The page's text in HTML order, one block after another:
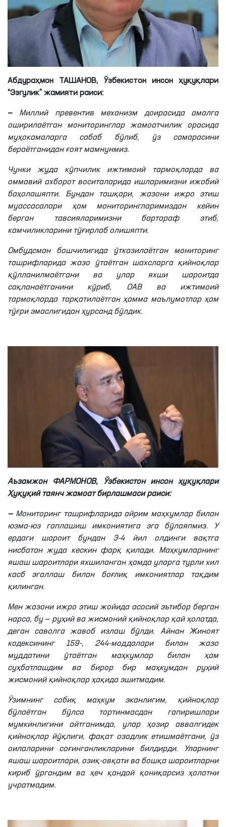
Абдураҳмон ТАШАНОВ, Ўзбекистон инсон ҳуқуқлари
“Эзгулик” жамияти раиси:
— Миллий превентив механизм доирасида амалга
оширилаётган мониторинглар жамоатчилик орасида
муҳокамаларга сабаб бўлиб, ўз самарасини
бераётганидан ғоят мамнунмиз.
Чунки жуда кўпчилик ижтимоий тармоқларда ва
оммавий ахборот воситаларида ишларимизни ижобий
баҳолашяпти. Бундан ташқари, жазони ижро этиш
муассасалари ҳам мониторингларимиздан кейин
берган тавсияларимизни бартараф этиб,
камчиликларини тўғирлаб олишяпти.
Омбудсман бошчилигида ўтказилаётган мониторинг
ташрифларида жазо ўтаётган шахсларга қийноқлар
қўлланилмаётгани ва улар яхши шароитда
сақланаётганини кўриб, ОАВ ва ижтимоий
тармоқларда тарқатилаётган ҳамма маълумотлар ҳам
тўғри эмаслигидан ҳурсанд бўлдик.
Аъзамжон ФАРМОНОВ, Ўзбекистон инсон ҳуқуқлари
Ҳуқуқий таянч жамоат бирлашмаси раиси:
— Мониторинг ташрифларида айрим маҳкумлар билан
юзма-юз гаплашиш имкониятига эга бўлаяпмиз. У
ердаги шароит бундан 3-4 йил олдинги вақтга
нисбатан жуда кескин фарқ қилади. Маҳкумларнинг
яшаш шароитлари яхшиланган ҳамда уларга турли хил
касб эгаллаш билан боғлиқ имкониятлар тақдим
қилинган.
Мен жазони ижро этиш жойида асосий эътибор берган
нарса, бу — руҳий ва жисмоний қийноқлар қай ҳолатда,
деган саволга жавоб излаш бўлди. Айнан Жиноят
кодексининг 159-, 244-моддалари билан жазо
муддатини ўтаётган маҳкумлар билан ҳам
суҳбатлашдим ва бирор бир маҳкумдан руҳий
жисмоний қийноқлар ҳақида эшитмадим.
Ўзимнинг собиқ маҳкум эканлигим, қийноқлар
бўлаётган бўлса тортинмасдан гапиришлари
мумкинлигини айтганимда, улар ҳозир аввалгидек
қийноқлар йўқлиги, фақат озодлик етишмаётгани, ўз
оилаларини соғинганликларини билдирди. Уларнинг
яшаш шароитлари, озиқ-овқати ва бошқа шароитларни
кириб ўргандим ва ҳеч қандай қониқарсиз ҳолатни
учратмадим.